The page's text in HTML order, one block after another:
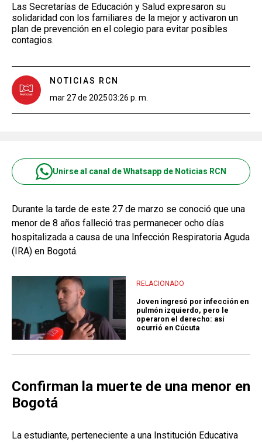
Las Secretarías de Educación y Salud expresaron su
solidaridad con los familiares de la mejor y activaron un
plan de prevención en el colegio para evitar posibles
contagios.
NOTICIAS RCN
mar 27 de 202503:26 p. m.
Unirse al canal de Whatsapp de Noticias RCN
Durante la tarde de este 27 de marzo se conoció que una
menor de 8 años falleció tras permanecer ocho días
hospitalizada a causa de una Infección Respiratoria Aguda
(IRA) en Bogotá.
RELACIONADO
Joven ingresó por infección en
pulmón izquierdo, pero le
operaron el derecho: así
ocurrió en Cúcuta
Confirman la muerte de una menor en
Bogotá
La estudiante, perteneciente a una Institución Educativa